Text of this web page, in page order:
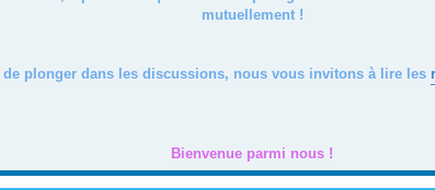
mutuellement !
de plonger dans les discussions, nous vous invitons à lire les
Bienvenue parmi nous !